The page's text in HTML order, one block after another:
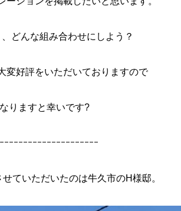
どんな組み合わせにしよう？
変好評をいただいておりますので
りますと幸いです?
ｰｰｰｰｰｰｰｰｰｰｰｰｰｰｰｰｰｰｰｰ
ていただいたのは牛久市のH様邸。